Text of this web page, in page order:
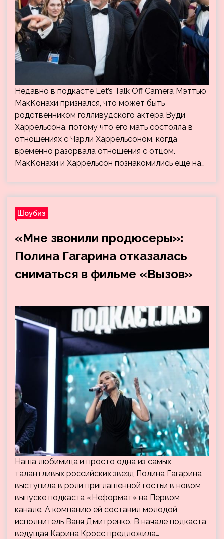
Недавно в подкасте Let’s Talk Off Camera Мэттью
МакКонахи признался, что может быть
родственником голливудского актера Вуди
Харрельсона, потому что его мать состояла в
отношениях с Чарли Харрельсоном, когда
временно разорвала отношения с отцом.
МакКонахи и Харрельсон познакомились еще на…
Шоубиз
«Мне звонили продюсеры»:
Полина Гагарина отказалась
сниматься в фильме «Вызов»
Наша любимица и просто одна из самых
талантливых российских звезд Полина Гагарина
выступила в роли приглашенной гостьи в новом
выпуске подкаста «Неформат» на Первом
канале. А компанию ей составил молодой
исполнитель Ваня Дмитренко. В начале подкаста
ведущая Карина Кросс предложила…